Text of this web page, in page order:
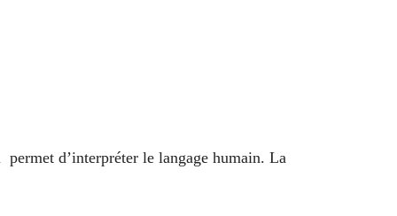
d’interpréter le langage humain. La